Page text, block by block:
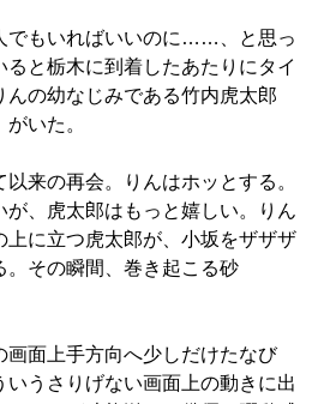
でもいればいいのに……、と思っ
ると栃木に到着したあたりにタイ
んの幼なじみである竹内虎太郎
がいた。
来の再会。りんはホッとする。
が、虎太郎はもっと嬉しい。りん
上に立つ虎太郎が、小坂をザザザ
。その瞬間、巻き起こる砂
面上手方向へ少しだけたなび
いうさりげない画面上の動きに出